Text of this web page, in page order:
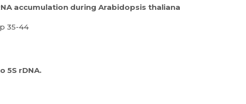
accumulation during Arabidopsis thaliana
35-44
5S rDNA.